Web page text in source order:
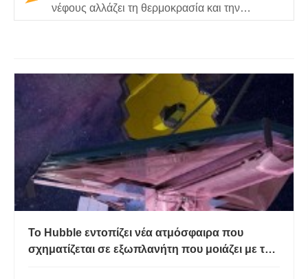
νέφους αλλάζει τη θερμοκρασία και την
κυκλοφορία της ατμόσφαιρας της…
Το Hubble εντοπίζει νέα ατμόσφαιρα που
σχηματίζεται σε εξωπλανήτη που μοιάζει με τη